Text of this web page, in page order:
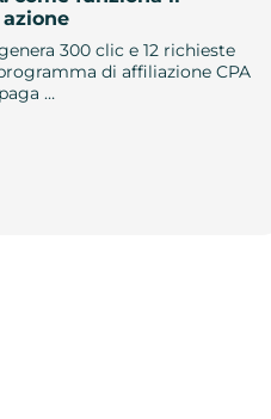
300 clic e 12 richieste
di affiliazione CPA
…